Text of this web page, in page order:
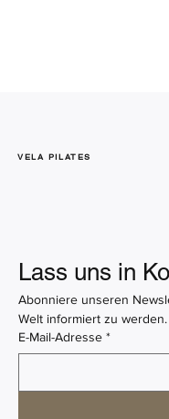
Mama
Training
VELA PILATES
Lass uns in
Abonniere unseren
Welt informiert zu werden.
E-Mail-Adresse *